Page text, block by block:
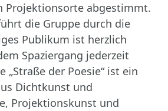
Projektionsorte abgestimmt.
die Gruppe durch die
Publikum ist herzlich
Spaziergang jederzeit
„Straße der Poesie“ ist ein
Dichtkunst und
Projektionskunst und